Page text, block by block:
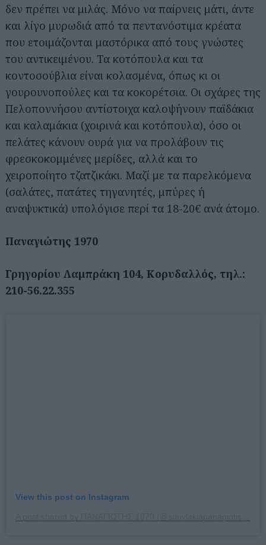
δεν πρέπει να μιλάς. Μόνο να παίρνεις μάτι, άντε
και λίγο μυρωδιά από τα πεντανόστιμα κρέατα
που ετοιμάζονται μαστόρικα από τους γνώστες
του αντικειμένου. Τα κοτόπουλα και τα
κοντοσούβλια είναι κολασμένα, όπως κι οι
γουρουνοπούλες και τα κοκορέτσια. Οι σχάρες της
Πελοποννήσου αντίστοιχα καλοψήνουν παϊδάκια
και καλαμάκια (χοιρινά και κοτόπουλα), όσο οι
πελάτες κάνουν ουρά για να προλάβουν τις
φρεσκοκομμένες μερίδες, αλλά και το
χειροποίητο τζατζικάκι. Μαζί με τα παρελκόμενα
(σαλάτες, πατάτες τηγανητές, μπύρες ή
αναψυκτικά) υπολόγισε περί τα 18-20€ ανά άτομο.
Παναγιώτης 1970
Γρηγορίου Λαμπράκη 104, Κορυδαλλός, τηλ.:
210-56.22.355
View this post on Instagram